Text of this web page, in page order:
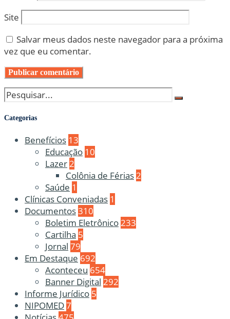
Site
Salvar meus dados neste navegador para a próxima
vez que eu comentar.
Categorias
Benefícios 13
Educação 10
Lazer2
Colônia de Férias2
Saúde 1
Clínicas Conveniadas 1
Documentos310
Boletim Eletrônico233
Cartilha 5
Jornal 79
Em Destaque 692
Aconteceu 654
Banner Digital 292
Informe Jurídico 5
NIPOMED7